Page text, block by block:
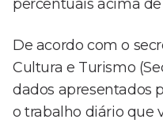
percentuais acima
De acordo com o
Cultura e Turismo
dados apresentados
o trabalho diário que